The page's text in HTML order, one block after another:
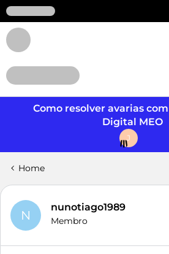
Como resolver avarias
Digital MEO
J
Home
N
nunotiago1989
Membro